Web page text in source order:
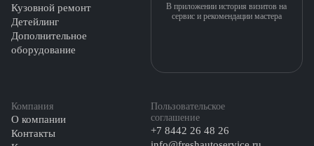
Кузовной ремонт
Детейлинг
Дополнительное
оборудование
Компания
О компании
Контакты
Пользовательское
соглашение
+7 8442 26 48 26
В приложении история визитов на
сервис и рекомендации мастера